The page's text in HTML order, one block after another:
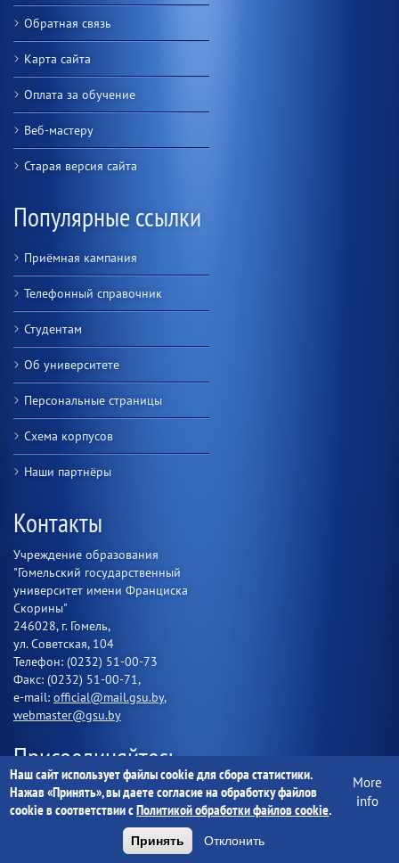
Обратная связь
Карта сайта
Оплата за обучение
Веб-мастеру
Старая версия сайта
Популярные ссылки
Приёмная кампания
Телефонный справочник
Студентам
Об университете
Персональные страницы
Схема корпусов
Наши партнёры
Контакты
Учреждение образования
"Гомельский государственный
университет имени Франциска
Скорины"
246028, г. Гомель,
ул. Советская, 104
Телефон: (0232) 51-00-73
Факс: (0232) 51-00-71,
e-mail: official@mail.gsu.by,
webmaster@gsu.by
Присоединяйтесь
Наш сайт использует файлы cookie для сбора статистики.
Нажав «Принять», вы даете согласие на обработку файлов
cookie в соответствии сПолитикой обработки файлов cookie.
More
info
Принять Отклонить